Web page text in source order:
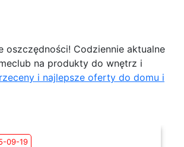
oszczędności! Codziennie aktualne
na produkty do wnętrz i
i najlepsze oferty do domu i
09-19